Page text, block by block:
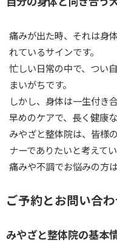
痛みが出た時、それは身
れているサインです。
忙しい日常の中で、つい
まいがちです。
しかし、身体は一生付き
早めのケアで、長く健康
みやざと整体院は、皆様
ナーでありたいと考えてい
痛みや不調でお悩みの方
ご予約とお問い合
みやざと整体院の基本